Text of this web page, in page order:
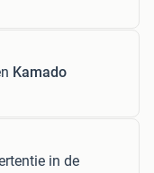
Kamado
in de